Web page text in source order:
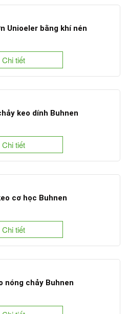
Unioeler bằng khí nén
Chi tiết
keo dính Buhnen
Chi tiết
cơ học Buhnen
Chi tiết
nóng chảy Buhnen